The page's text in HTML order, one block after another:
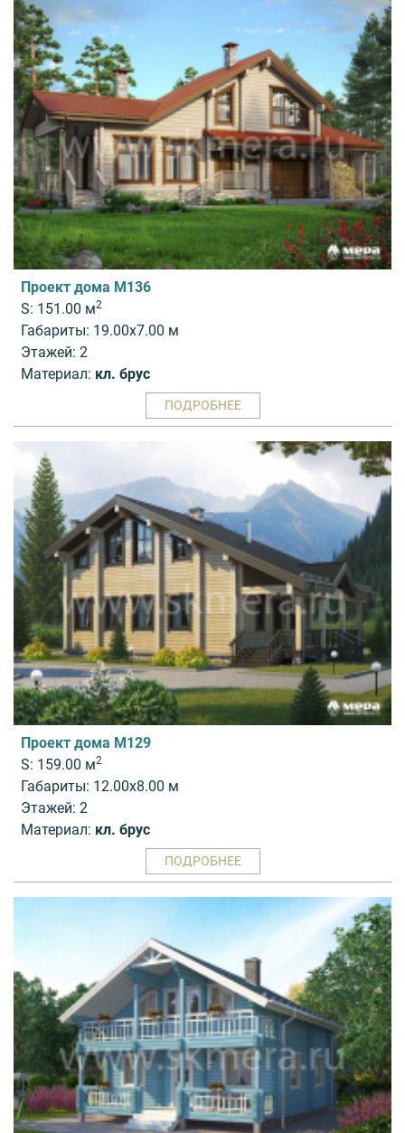
Проект дома M136
S: 151.00 м2
Габариты: 19.00x7.00 м
Этажей: 2
Материал: кл. брус
ПОДРОБНЕЕ
Проект дома M129
S: 159.00 м2
Габариты: 12.00x8.00 м
Этажей: 2
Материал: кл. брус
ПОДРОБНЕЕ